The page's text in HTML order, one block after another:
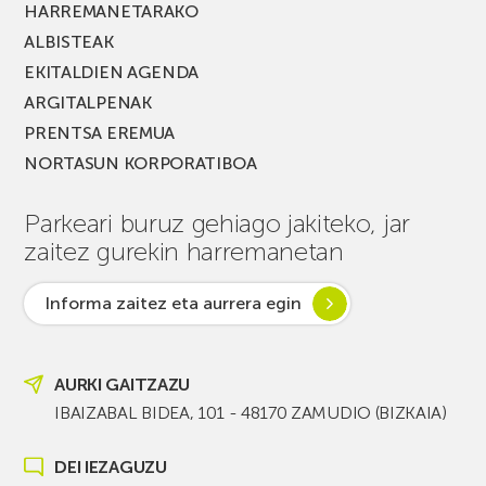
HARREMANETARAKO
ALBISTEAK
EKITALDIEN AGENDA
ARGITALPENAK
PRENTSA EREMUA
NORTASUN KORPORATIBOA
Parkeari buruz gehiago jakiteko, jar
zaitez gurekin harremanetan
Informa zaitez eta aurrera egin
AURKI GAITZAZU
IBAIZABAL BIDEA, 101 - 48170 ZAMUDIO (BIZKAIA)
DEI IEZAGUZU